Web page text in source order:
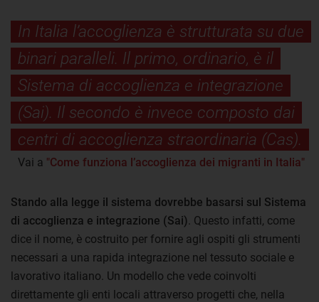
In Italia l’accoglienza è strutturata su due
binari paralleli. Il primo, ordinario, è il
Sistema di accoglienza e integrazione
(Sai). Il secondo è invece composto dai
centri di accoglienza straordinaria (Cas).
Vai a "Come funziona l’accoglienza dei migranti in Italia"
Stando alla legge il sistema dovrebbe basarsi sul Sistema
di accoglienza e integrazione (Sai). Questo infatti, come
dice il nome, è costruito per fornire agli ospiti gli strumenti
necessari a una rapida integrazione nel tessuto sociale e
lavorativo italiano. Un modello che vede coinvolti
direttamente gli enti locali attraverso progetti che, nella